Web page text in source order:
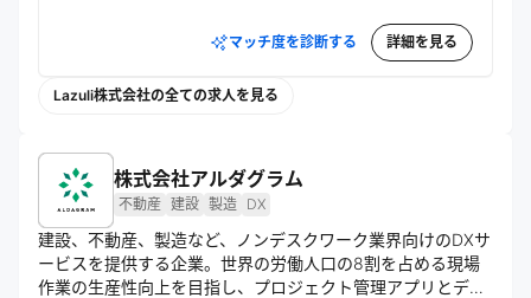
マッチ度を診断する 詳細を見る
Lazuli株式会社の全ての求人を見る
株式会社アルダグラム
不動産 建設 製造 DX
建設、不動産、製造など、ノンデスクワーク業界向けのDXサ
ービスを提供する企業。世界の労働人口の8割を占める現場
作業の生産性向上を目指し、プロジェクト管理アプリとデジ